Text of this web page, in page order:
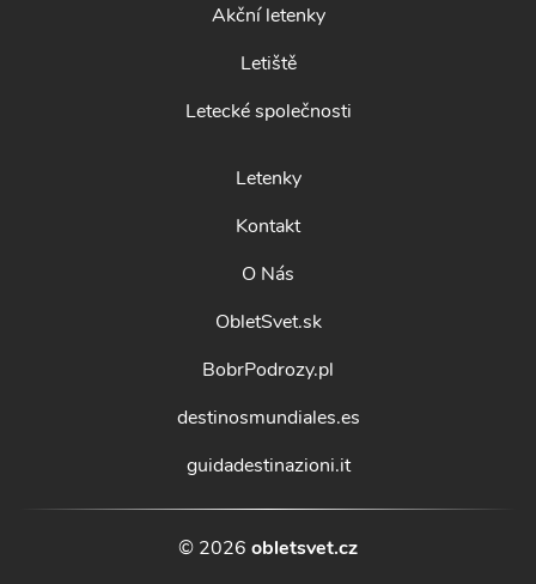
Akční letenky
Letiště
Letecké společnosti
Letenky
Kontakt
O Nás
ObletSvet.sk
BobrPodrozy.pl
destinosmundiales.es
guidadestinazioni.it
© 2026 obletsvet.cz